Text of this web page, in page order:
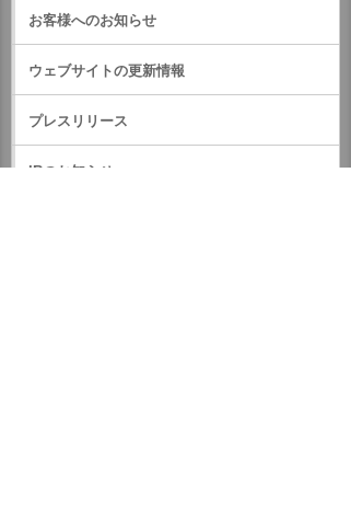
お客様へのお知らせ
ウェブサイトの更新情報
プレスリリース
IRのお知らせ